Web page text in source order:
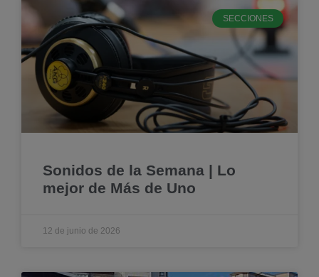
SECCIONES
Sonidos de la Semana | Lo
mejor de Más de Uno
12 de junio de 2026